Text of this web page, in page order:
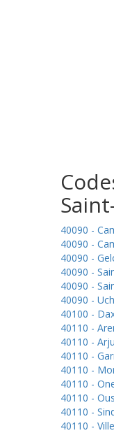
40090 -
40090 -
40090 -
40090 -
40090 -
40090 -
40100 -
40110 -
40110 -
40110 -
40110 -
40110 -
40110 -
40110 -
40110 -